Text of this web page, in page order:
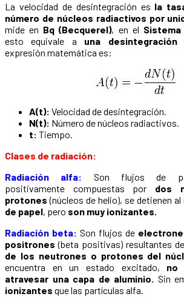
La velocidad de desintegración es la
número de núcleos radiactivos por
mide en Bq (Becquerel), en el
esto equivale a una desintegración
expresión matemática es:
A(t): Velocidad de desintegración.
N(t): Número de núcleos radiactivos.
t: Tiempo.
Clases de radiación:
Radiación alfa: Son flujos de
positivamente compuestas por dos
protones (núcleos de helio), se detienen
de papel, pero son muy ionizantes.
Radiación beta: Son flujos de
positrones (beta positivas) resultantes
de los neutrones o protones del
encuentra en un estado excitado, no
atravesar una capa de aluminio. Sin
ionizantes que las partículas alfa.